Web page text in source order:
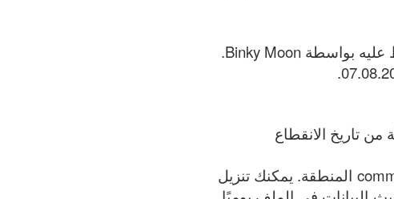
من تاريخ الانقطاع
الملف يحتوي على القائمة الأكثر اكتمالاً لجميع النطاقات المسجلة في .community المنطقة. يمكنك تنزيل